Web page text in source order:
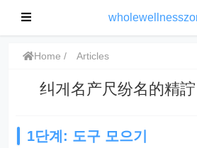
Home Articles
纠게名产尺纷名的精
1단계: 도구 모으기